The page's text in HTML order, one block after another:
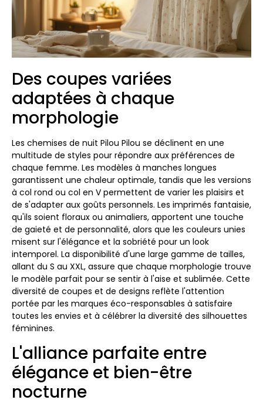
Des coupes variées
adaptées à chaque
morphologie
Les chemises de nuit Pilou Pilou se déclinent en une
multitude de styles pour répondre aux préférences de
chaque femme. Les modèles à manches longues
garantissent une chaleur optimale, tandis que les versions
à col rond ou col en V permettent de varier les plaisirs et
de s'adapter aux goûts personnels. Les imprimés fantaisie,
qu'ils soient floraux ou animaliers, apportent une touche
de gaieté et de personnalité, alors que les couleurs unies
misent sur l'élégance et la sobriété pour un look
intemporel. La disponibilité d'une large gamme de tailles,
allant du S au XXL, assure que chaque morphologie trouve
le modèle parfait pour se sentir à l'aise et sublimée. Cette
diversité de coupes et de designs reflète l'attention
portée par les marques éco-responsables à satisfaire
toutes les envies et à célébrer la diversité des silhouettes
féminines.
L'alliance parfaite entre
élégance et bien-être
nocturne